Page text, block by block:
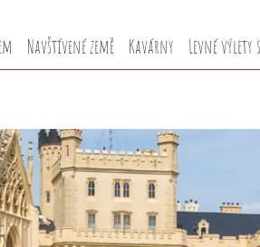
Navštívené země Kavárny Levné